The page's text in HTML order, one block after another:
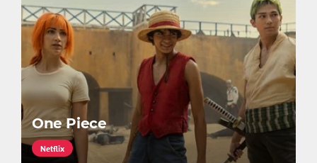
One Piece
Netflix